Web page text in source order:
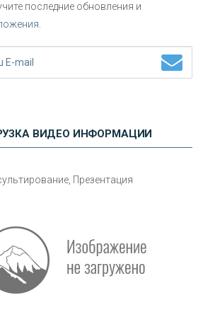
Нетворкинг для предпринимателей
авто
последние обновления и
ВИДЕО ИНФОРМАЦИИ
Презентация